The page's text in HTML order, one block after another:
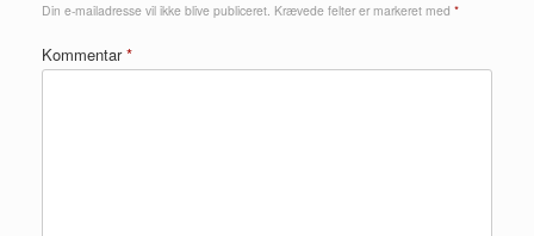
Din e-mailadresse vil ikke blive publiceret. Krævede felter er markeret med *
Kommentar*